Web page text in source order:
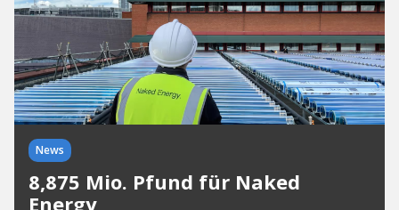
News
8,875 Mio. Pfund für Naked
Energy